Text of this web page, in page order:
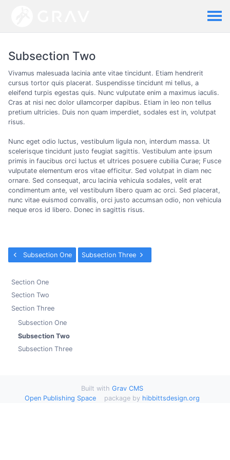
Subsection Two
Vivamus malesuada lacinia ante vitae tincidunt. Etiam hendrerit
cursus tortor quis placerat. Suspendisse tincidunt mi tellus, a
eleifend turpis egestas quis. Nunc vulputate enim a maximus iaculis.
Cras at nisi nec dolor ullamcorper dapibus. Etiam in leo non tellus
pretium ultricies. Duis non quam imperdiet, sodales est in, volutpat
risus.
Nunc eget odio luctus, vestibulum ligula non, interdum massa. Ut
scelerisque tincidunt justo feugiat sagittis. Vestibulum ante ipsum
primis in faucibus orci luctus et ultrices posuere cubilia Curae; Fusce
vulputate elementum eros vitae efficitur. Sed volutpat in diam nec
ornare. Sed consequat, arcu lacinia vehicula sodales, velit erat
condimentum ante, vel vestibulum libero quam ac orci. Sed placerat,
nunc vitae euismod convallis, orci justo accumsan odio, non vehicula
neque eros id libero. Donec in sagittis risus.
Subsection One Subsection Three
Section One
Section Two
Section Three
Subsection One
Subsection Two
Subsection Three
Built with Grav CMS
Open Publishing Space
package by hibbittsdesign.org